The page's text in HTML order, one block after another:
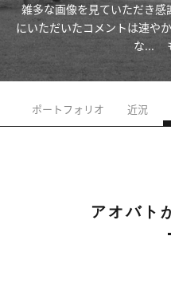
雑多な画像を見ていただき
にいただいたコメントは速や
な...
ポートフォリオ 近況
アオバト